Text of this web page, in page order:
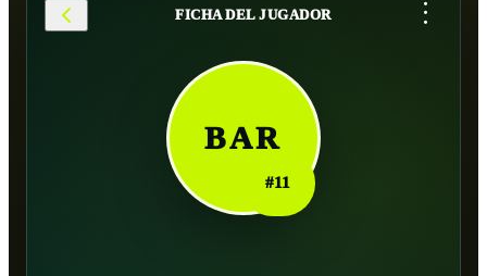
FICHA DEL JUGADOR ...
BAR
#11